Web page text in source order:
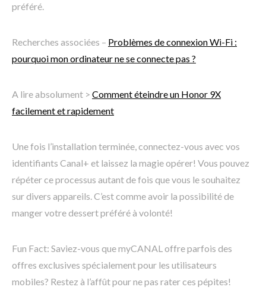
préféré.
Recherches associées – Problèmes de connexion Wi-Fi :
pourquoi mon ordinateur ne se connecte pas ?
A lire absolument > Comment éteindre un Honor 9X
facilement et rapidement
Une fois l’installation terminée, connectez-vous avec vos
identifiants Canal+ et laissez la magie opérer! Vous pouvez
répéter ce processus autant de fois que vous le souhaitez
sur divers appareils. C’est comme avoir la possibilité de
manger votre dessert préféré à volonté!
Fun Fact: Saviez-vous que myCANAL offre parfois des
offres exclusives spécialement pour les utilisateurs
mobiles? Restez à l’affût pour ne pas rater ces pépites!